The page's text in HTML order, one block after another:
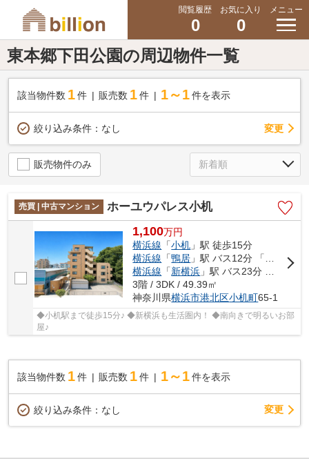
閲覧履歴
0
お気に入り
0
メニュー
東本郷下田公園の周辺物件一覧
該当物件数 1件 販売数 1 件 1～1 件を表示
絞り込み条件： なし 変更
販売物件のみ
売買 | 中古マンション ホーユウパレス小机
1,100万円
横浜線 「小机 」駅 徒歩15分
横浜線 「鴨居 」駅 バス12分 「泉谷寺団地前」 停歩5分
横浜線 「新横浜 」駅 バス23分 「住吉神社前（神奈川県）」 停歩1分
3階 / 3DK / 49.39㎡
神奈川県横浜市港北区小机町65-1
◆小机駅まで徒歩15分♪ ◆新横浜も生活圏内！ ◆南向きで明るいお部
屋♪
該当物件数 1件 販売数 1 件 1～1 件を表示
絞り込み条件： なし 変更